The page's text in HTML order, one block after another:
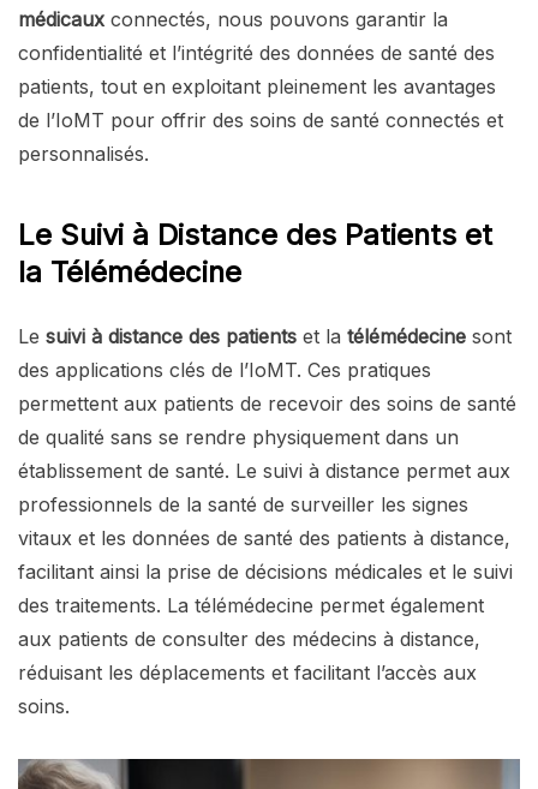
médicaux connectés, nous pouvons garantir la
confidentialité et l’intégrité des données de santé des
patients, tout en exploitant pleinement les avantages
de l’IoMT pour offrir des soins de santé connectés et
personnalisés.
Le Suivi à Distance des Patients et
la Télémédecine
Le suivi à distance des patients et la télémédecine sont
des applications clés de l’IoMT. Ces pratiques
permettent aux patients de recevoir des soins de santé
de qualité sans se rendre physiquement dans un
établissement de santé. Le suivi à distance permet aux
professionnels de la santé de surveiller les signes
vitaux et les données de santé des patients à distance,
facilitant ainsi la prise de décisions médicales et le suivi
des traitements. La télémédecine permet également
aux patients de consulter des médecins à distance,
réduisant les déplacements et facilitant l’accès aux
soins.